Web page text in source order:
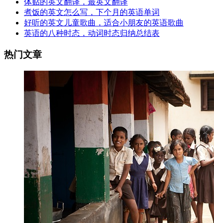
体贴的英文翻译，最英文翻译
煮饭的英文怎么写，下个月的英语单词
好听的英文儿童歌曲，适合小朋友的英语歌曲
英语的八种时态，动词时态归纳总结表
热门文章